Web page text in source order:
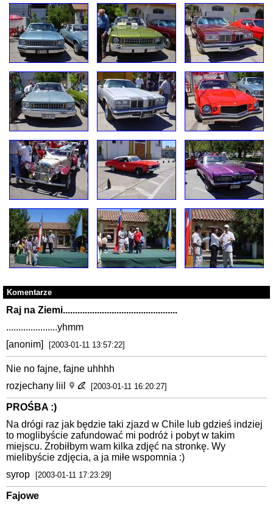
Komentarze
Raj na Ziemi...............................................
.....................yhmm
[anonim]
[2003-01-11 13:57:22]
Nie no fajne, fajne uhhhh
rozjechany liil
[2003-01-11 16:20:27]
PROŚBA :)
Na drógi raz jak będzie taki zjazd w Chile lub gdzieś indziej
to moglibyście zafundować mi podróż i pobyt w takim
miejscu. Zrobiłbym wam kilka zdjęć na stronkę. Wy
mielibyście zdjęcia, a ja miłe wspomnia :)
syrop
[2003-01-11 17:23:29]
Fajowe